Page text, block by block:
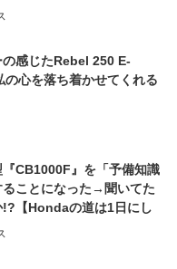
感じたRebel 250 E-
心を落ち着かせてくれる
『CB1000F』を「予備知識
ことになった→聞いてた
【Hondaの道は1日にし
①第一印象 編】